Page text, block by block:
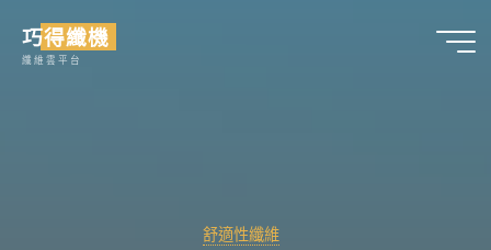
content
巧得纖機
纖維雲平台
舒適性纖維